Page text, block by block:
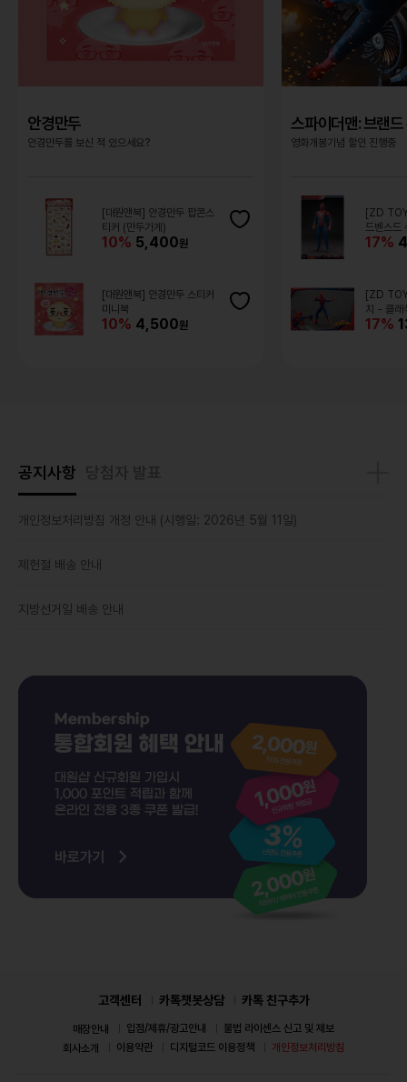
안경만두
안경만두를 보신 적 있으세요?
[대원앤북] 안경만두 팝콘스
티커 (만두가게)
10% 5,400
[대원앤북] 안경만두 스티커
미니북
10% 4,500
스파이더맨: 브랜드
영화개봉기념 할인 진행중
[ZD
드벤스드
17%
[ZD
치 - 클래
17%
공지사항
개인정보처리방침 개정 안내 (시행일: 2026년 5월 11일)
제헌절 배송 안내
지방선거일 배송 안내
고객센터 카톡챗봇상담 카톡 친구추가
매장안내 입점/제휴/광고안내
불법 라이센스 신고 및 제보
회사소개
이용약관 디지털코드 이용정책 개인정보처리방침